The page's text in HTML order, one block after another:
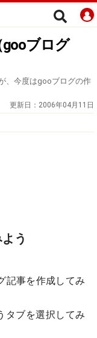
ブログ
、今度はgooブログの作
更新日： 2006年04月11日
う
記事を作成してみ
タブを選択してみ